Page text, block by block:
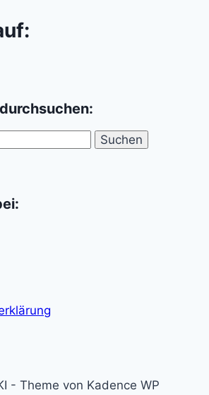
- Theme von Kadence WP